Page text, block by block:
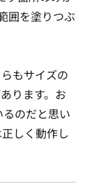
囲を塗りつぶ
もサイズの
ります。お
のだと思い
しく動作し